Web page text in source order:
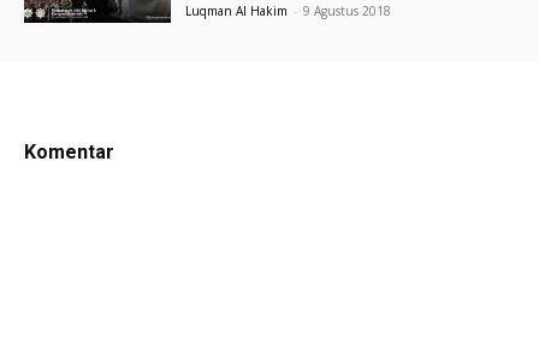
Luqman Al Hakim - 9 Agustus 2018
Komentar